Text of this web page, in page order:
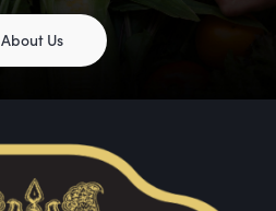
About Us